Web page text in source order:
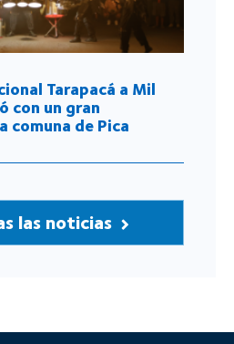
Tarapacá a Mil
con un gran
comuna de Pica
las noticias